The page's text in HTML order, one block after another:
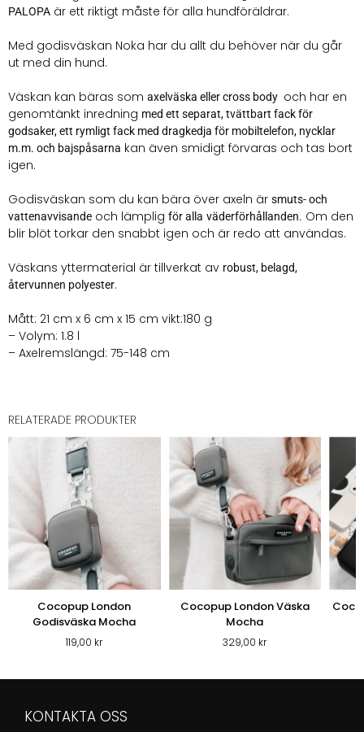
PALOPA är ett riktigt måste för alla hundföräldrar.
Med godisväskan Noka har du allt du behöver när du går
ut med din hund.
Väskan kan bäras som axelväska eller cross body och har en
genomtänkt inredning med ett separat, tvättbart fack för
godsaker, ett rymligt fack med dragkedja för mobiltelefon, nycklar
m.m. och bajspåsarna kan även smidigt förvaras och tas bort
igen.
Godisväskan som du kan bära över axeln är smuts- och
vattenavvisande och lämplig för alla väderförhållanden. Om den
blir blöt torkar den snabbt igen och är redo att användas.
Väskans yttermaterial är tillverkat av robust, belagd,
återvunnen polyester.
Mått: 21 cm x 6 cm x 15 cm vikt:180 g
– Volym: 1.8 l
– Axelremslängd: 75-148 cm
RELATERADE PRODUKTER
Cocopup London
Godisväska Mocha
119,00 kr
Cocopup London Väska
Mocha
329,00 kr
KONTAKTA OSS